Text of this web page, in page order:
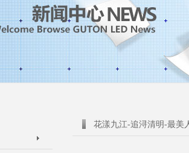
花漾九江-追浔清明-最美